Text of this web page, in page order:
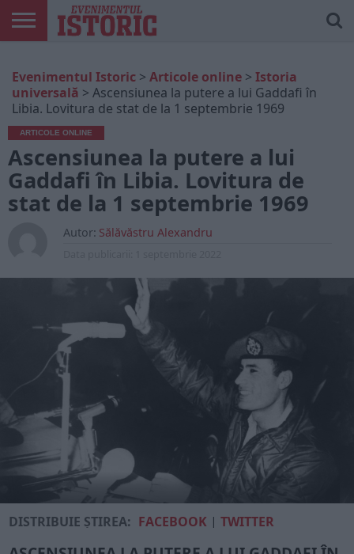
ONLINE
EDIȚII
TIPĂRITE
ISTORIC
PLAY
CONTUL
MEU
Evenimentul Istoric > Articole online > Istoria
universală > Ascensiunea la putere a lui Gaddafi în
Libia. Lovitura de stat de la 1 septembrie 1969
ARTICOLE ONLINE
Ascensiunea la putere a lui
Gaddafi în Libia. Lovitura de
stat de la 1 septembrie 1969
Autor: Sălăvăstru Alexandru
DISTRIBUIE ȘTIREA: FACEBOOK |TWITTER